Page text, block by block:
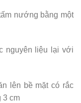
nướng bằng một
nguyên liệu lại với
lên bề mặt có rắc
3 cm